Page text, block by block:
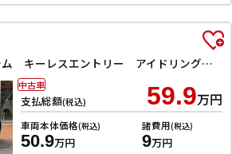
L 衝突被害軽減システム キーレスエントリー アイドリングストップ シートヒーター CVT ESC CD ミュージックプレイヤー接続可 エアコン パワーウィンドウ
支払総額(税込) 59.9万円
車両本体価格(税込)
50.9万円
諸費用(税込)
9万円
中古車